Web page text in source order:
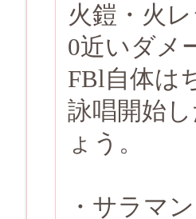
火鎧・火
0近いダメ
FBl自体は
詠唱開始
ょう。
・サラマ